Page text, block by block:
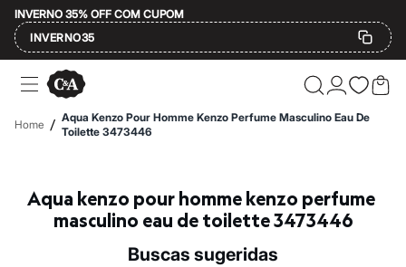
INVERNO 35% OFF COM CUPOM
INVERNO35
Ofertas
Compre por Departamento
Feminino
Masculino
Plus Size
Até 20% off
Até 40% off
A partir de 60% off
Home / Aqua Kenzo Pour Homme Kenzo Perfume Masculino Eau De
Toilette 3473446
Aqua kenzo pour homme kenzo perfume
masculino eau de toilette 3473446
buscas sugeridas